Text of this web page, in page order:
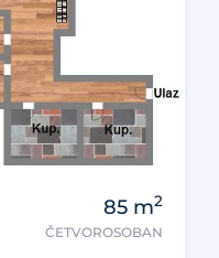
85 m2
ČETVOROSOBAN